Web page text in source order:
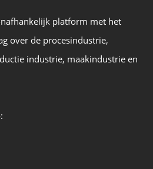
platform met het
over de procesindustrie,
industrie, maakindustrie en